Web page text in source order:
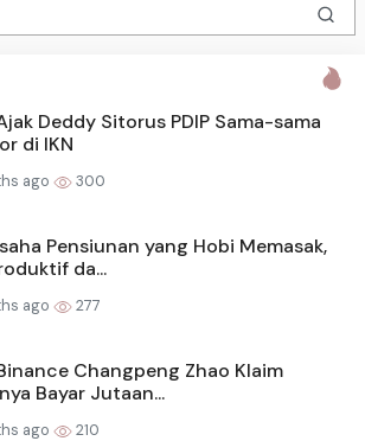
Deddy Sitorus PDIP Sama-sama
di IKN
ago 300
Pensiunan yang Hobi Memasak,
da...
ago 277
Changpeng Zhao Klaim
Bayar Jutaan...
ago 210